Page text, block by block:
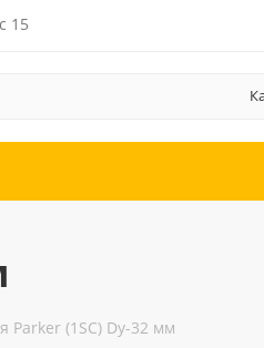
15
Parker (1SC) Dу-32 мм